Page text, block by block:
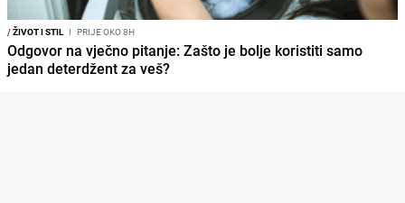
/ŽIVOT I STIL I PRIJE OKO 8H
Odgovor na vječno pitanje: Zašto je bolje koristiti samo
jedan deterdžent za veš?